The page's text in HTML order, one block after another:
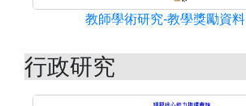
教師學術研究-教學獎勵資料
行政研究